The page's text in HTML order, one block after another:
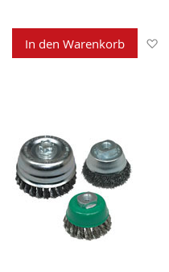
In den Warenkorb